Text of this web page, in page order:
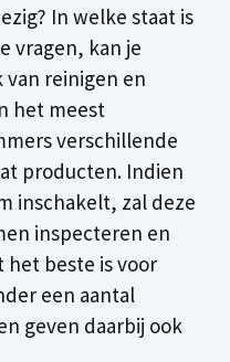
In welke staat is
vragen, kan je
reinigen en
het meest
verschillende
producten. Indien
inschakelt, zal deze
inspecteren en
het beste is voor
een aantal
geven daarbij ook